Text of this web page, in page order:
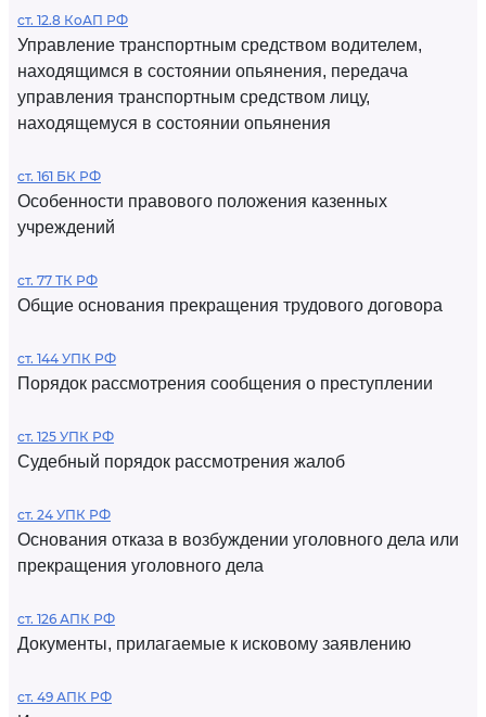
ст. 12.8 КоАП РФ
Управление транспортным средством водителем,
находящимся в состоянии опьянения, передача
управления транспортным средством лицу,
находящемуся в состоянии опьянения
ст. 161 БК РФ
Особенности правового положения казенных
учреждений
ст. 77 ТК РФ
Общие основания прекращения трудового договора
ст. 144 УПК РФ
Порядок рассмотрения сообщения о преступлении
ст. 125 УПК РФ
Судебный порядок рассмотрения жалоб
ст. 24 УПК РФ
Основания отказа в возбуждении уголовного дела или
прекращения уголовного дела
ст. 126 АПК РФ
Документы, прилагаемые к исковому заявлению
ст. 49 АПК РФ